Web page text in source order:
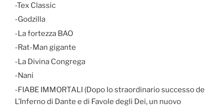
-Tex Classic
-Godzilla
-La fortezza BAO
-Rat-Man gigante
-La Divina Congrega
-Nani
-FIABE IMMORTALI (Dopo lo straordinario successo de
L’Inferno di Dante e di Favole degli Dei, un nuovo